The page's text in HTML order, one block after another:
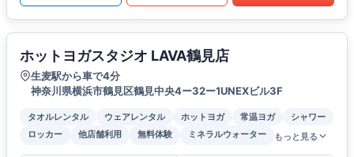
ホットヨガスタジオ LAVA鶴見店
生麦駅から車で4分
神奈川県横浜市鶴見区鶴見中央4ー32ー1UNEXビル3F
タオルレンタル ウェアレンタル ホットヨガ 常温ヨガ
シャワー
ロッカー
他店舗利用 無料体験 ミネラルウォーター もっと見る